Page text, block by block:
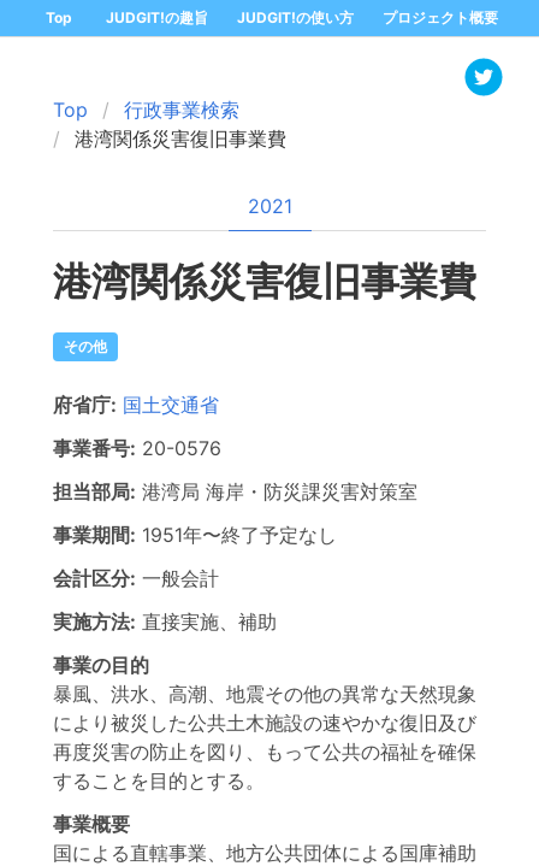
Top JUDGIT!の趣旨 JUDGIT!の使い方 プロジェクト概要
Top
行政事業検索
港湾関係災害復旧事業費
2021
港湾関係災害復旧事業費
その他
府省庁: 国土交通省
事業番号: 20-0576
担当部局: 港湾局 海岸・防災課災害対策室
事業期間: 1951年〜終了予定なし
会計区分: 一般会計
実施方法: 直接実施、補助
事業の目的
暴風、洪水、高潮、地震その他の異常な天然現象
により被災した公共土木施設の速やかな復旧及び
再度災害の防止を図り、もって公共の福祉を確保
することを目的とする。
事業概要
国による直轄事業、地方公共団体による国庫補助